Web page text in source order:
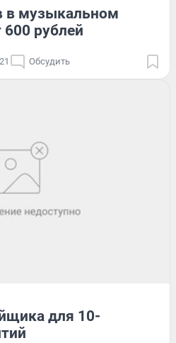
в музыкальном
600 рублей
Обсудить
для 10-